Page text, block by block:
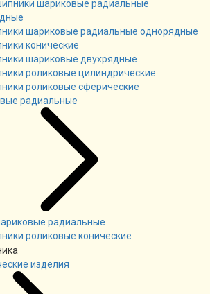
шариковые радиальные однорядные
конические
шариковые двухрядные
роликовые цилиндрические
роликовые сферические
радиальные
радиальные
роликовые конические
изделия